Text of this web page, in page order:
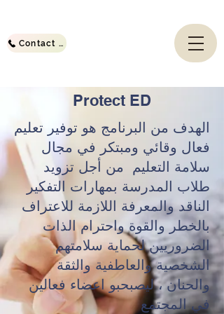
Contact Us
Protect ED
الهدف من البرنامج هو توفير تعليم
فعال وقائي ومبتكر في مجال
سلامة التعليم من أجل تزويد
طلاب المدرسة بمهارات التفكير
الناقد والمعرفة اللازمة للاعتراف
بالخطر والقوة واحترام الذات
الضروريين لحماية سلامتهم
الشخصية والعاطفية والثقة
والحنان ، ليصبحبو اعضاء فعالين
في المجتمع